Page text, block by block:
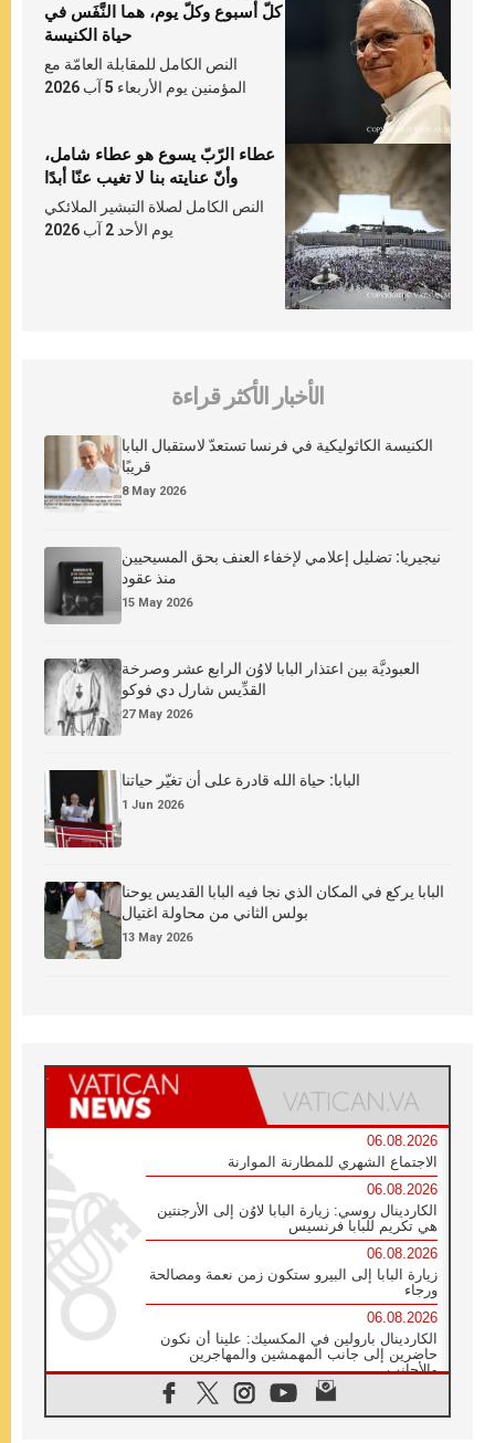
كلّ أسبوع وكلّ يوم، هما النَّفَس في
حياة الكنيسة
النص الكامل للمقابلة العامّة مع
المؤمنين يوم الأربعاء 5 آب 2026
عطاء الرّبّ يسوع هو عطاء شامل،
وأنّ عنايته بنا لا تغيب عنّا أبدًا
النص الكامل لصلاة التبشير الملائكي
يوم الأحد 2 آب 2026
الأخبار الأكثر قراءة
الكنيسة الكاثوليكية في فرنسا تستعدّ لاستقبال البابا
قريبًا
8 May 2026
نيجيريا: تضليل إعلامي لإخفاء العنف بحق المسيحيين
منذ عقود
15 May 2026
العبوديَّة بين اعتذار البابا لاوُن الرابع عشر وصرخة
القدِّيس شارل دي فوكو
27 May 2026
البابا: حياة الله قادرة على أن تغيّر حياتنا
1 Jun 2026
البابا يركع في المكان الذي نجا فيه البابا القديس يوحنا
بولس الثاني من محاولة اغتيال
13 May 2026
06.08.2026
الاجتماع الشهري للمطارنة الموارنة
06.08.2026
الكاردينال روسي: زيارة البابا لاوُن إلى الأرجنتين
هي تكريم للبابا فرنسيس
06.08.2026
زيارة البابا إلى البيرو ستكون زمن نعمة ومصالحة
ورجاء
06.08.2026
الكاردينال بارولين في المكسيك: علينا أن نكون
حاضرين إلى جانب المهمشين والمهاجرين
والأجانب
البابا لاوُن الرابع عشر للشباب في أسيزي: